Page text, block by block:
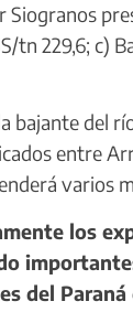
tn 229,6; c)
bajante del
entre
varios
los
del